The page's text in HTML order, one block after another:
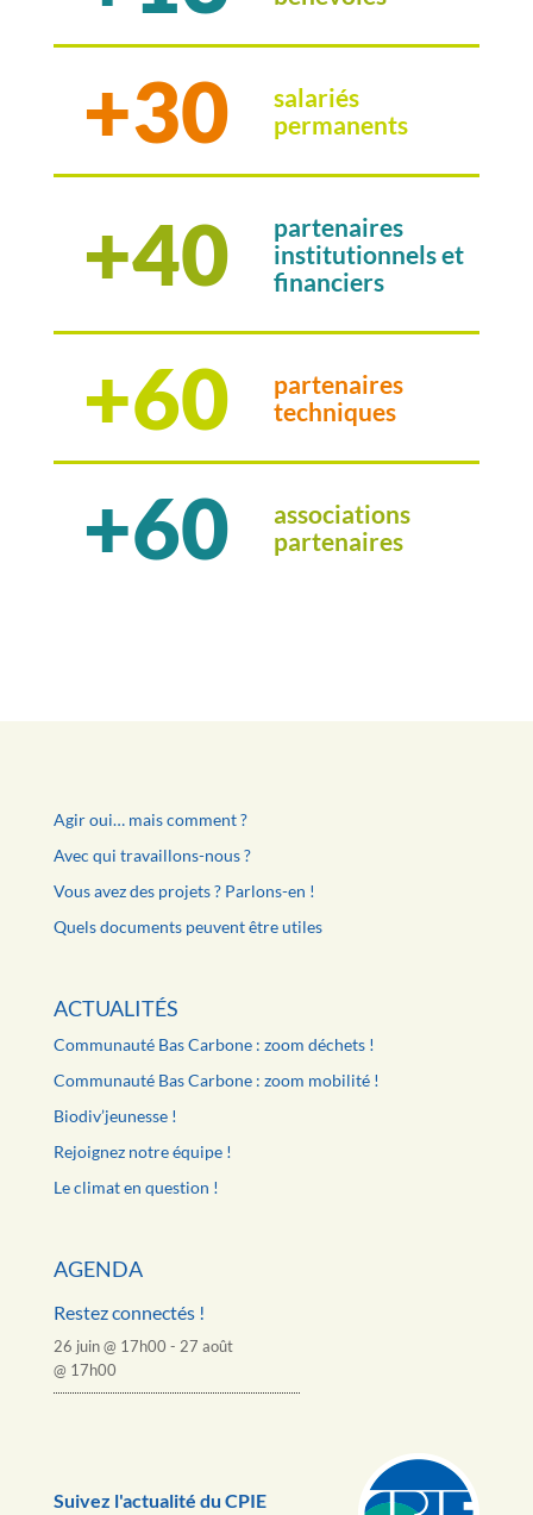
+30
salariés
permanents
+40
partenaires
institutionnels et
financiers
+60
partenaires
techniques
+60
associations
partenaires
Agir oui… mais comment ?
Avec qui travaillons-nous ?
Vous avez des projets ? Parlons-en !
Quels documents peuvent être utiles
ACTUALITÉS
Communauté Bas Carbone : zoom déchets !
Communauté Bas Carbone : zoom mobilité !
Biodiv’jeunesse !
Rejoignez notre équipe !
Le climat en question !
AGENDA
Restez connectés !
26 juin @ 17h00 - 27 août
@ 17h00
Suivez l'actualité du CPIE